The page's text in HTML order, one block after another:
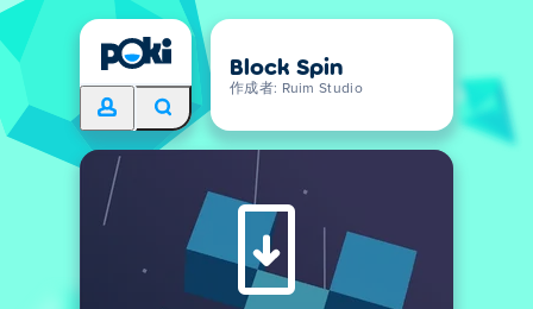
Block Spin
作成者: Ruim Studio